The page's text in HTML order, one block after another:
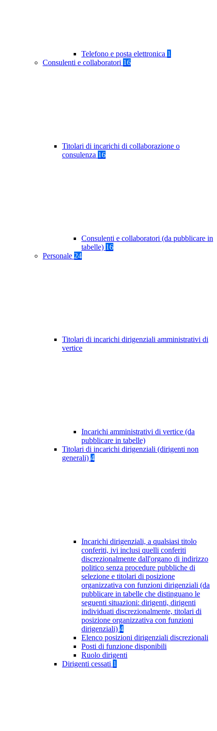
Telefono e posta elettronica 1
Consulenti e collaboratori 16
Titolari di incarichi di collaborazione o
consulenza 16
Consulenti e collaboratori (da pubblicare in
tabelle) 16
Personale 24
Titolari di incarichi dirigenziali amministrativi di
vertice
Incarichi amministrativi di vertice (da
pubblicare in tabelle)
Titolari di incarichi dirigenziali (dirigenti non
generali) 4
Incarichi dirigenziali, a qualsiasi titolo
conferiti, ivi inclusi quelli conferiti
discrezionalmente dall'organo di indirizzo
politico senza procedure pubbliche di
selezione e titolari di posizione
organizzativa con funzioni dirigenziali (da
pubblicare in tabelle che distinguano le
seguenti situazioni: dirigenti, dirigenti
individuati discrezionalmente, titolari di
posizione organizzativa con funzioni
dirigenziali) 4
Elenco posizioni dirigenziali discrezionali
Posti di funzione disponibili
Ruolo dirigenti
Dirigenti cessati 1